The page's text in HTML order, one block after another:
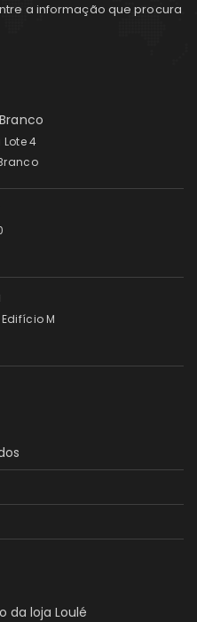
a informação que procura
4
M
da loja Loulé